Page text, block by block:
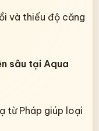
và thiếu độ căng
sâu tại Aqua
từ Pháp giúp loại